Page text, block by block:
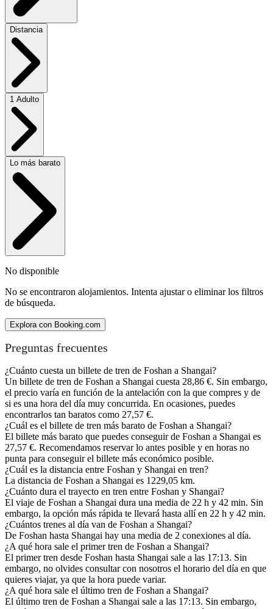
Distancia
1 Adulto
Lo más barato
No disponible
No se encontraron alojamientos. Intenta ajustar o eliminar los filtros
de búsqueda.
Explora con Booking.com
Preguntas frecuentes
¿Cuánto cuesta un billete de tren de Foshan a Shangai?
Un billete de tren de Foshan a Shangai cuesta 28,86 €. Sin embargo,
el precio varía en función de la antelación con la que compres y de
si es una hora del día muy concurrida. En ocasiones, puedes
encontrarlos tan baratos como 27,57 €.
¿Cuál es el billete de tren más barato de Foshan a Shangai?
El billete más barato que puedes conseguir de Foshan a Shangai es
27,57 €. Recomendamos reservar lo antes posible y en horas no
punta para conseguir el billete más económico posible.
¿Cuál es la distancia entre Foshan y Shangai en tren?
La distancia de Foshan a Shangai es 1229,05 km.
¿Cuánto dura el trayecto en tren entre Foshan y Shangai?
El viaje de Foshan a Shangai dura una media de 22 h y 42 min. Sin
embargo, la opción más rápida te llevará hasta allí en 22 h y 42 min.
¿Cuántos trenes al día van de Foshan a Shangai?
De Foshan hasta Shangai hay una media de 2 conexiones al día.
¿A qué hora sale el primer tren de Foshan a Shangai?
El primer tren desde Foshan hasta Shangai sale a las 17:13. Sin
embargo, no olvides consultar con nosotros el horario del día en que
quieres viajar, ya que la hora puede variar.
¿A qué hora sale el último tren de Foshan a Shangai?
El último tren de Foshan a Shangai sale a las 17:13. Sin embargo,